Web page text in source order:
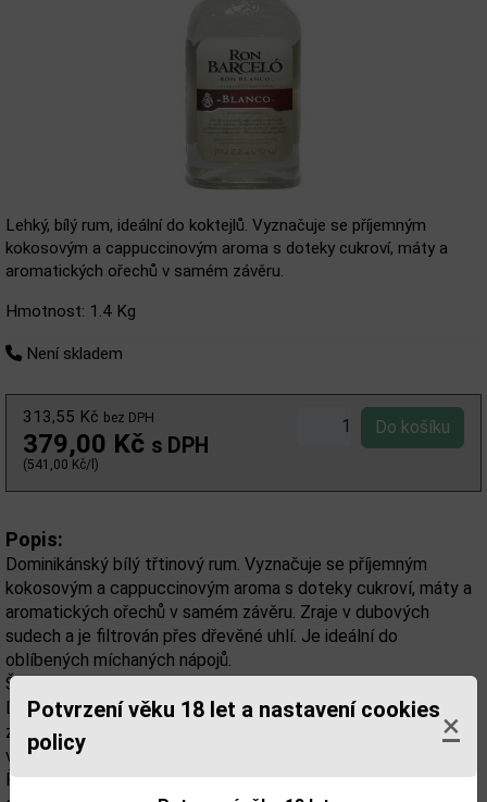
Potvrzení věku 18 let a nastavení cookies
policy
×
Lehký, bílý rum, ideální do koktejlů. Vyznačuje se příjemným
kokosovým a cappuccinovým aroma s doteky cukroví, máty a
aromatických ořechů v samém závěru.
Hmotnost: 1.4 Kg
Není skladem
313,55 Kč bez DPH
379,00 Kč s DPH
(541,00 Kč/l)
Popis:
Dominikánský bílý třtinový rum. Vyznačuje se příjemným
kokosovým a cappuccinovým aroma s doteky cukroví, máty a
aromatických ořechů v samém závěru. Zraje v dubových
sudech a je filtrován přes dřevěné uhlí. Je ideální do
oblíbených míchaných nápojů.
Španěl narozený na Mallorce Julian Barceló dorazil do
Dominikánské republiky v roce 1929, aby zde o rok později
založil destilérku. Vybral jsi město San Pedro de Macaris na
východě ostrova, kde se dodnes jeho proslulé rumy vyrábějí.
Řada rumů Ron Barceló se postupně rozšiřovala a v